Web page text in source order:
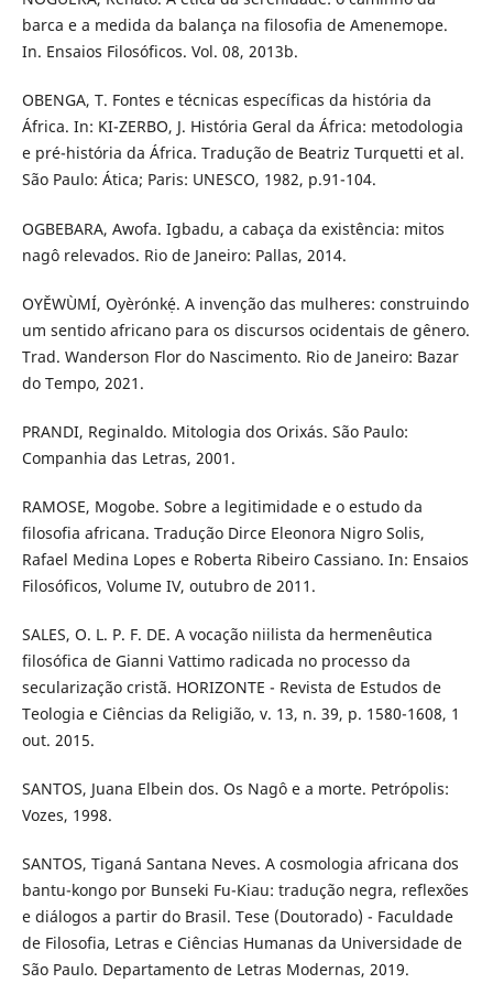
barca e a medida da balança na filosofia de Amenemope.
In. Ensaios Filosóficos. Vol. 08, 2013b.
OBENGA, T. Fontes e técnicas específicas da história da
África. In: KI-ZERBO, J. História Geral da África: metodologia
e pré-história da África. Tradução de Beatriz Turquetti et al.
São Paulo: Ática; Paris: UNESCO, 1982, p.91-104.
OGBEBARA, Awofa. Igbadu, a cabaça da existência: mitos
nagô relevados. Rio de Janeiro: Pallas, 2014.
OYĚWÙMÍ, Oyèrónkẹ́. A invenção das mulheres: construindo
um sentido africano para os discursos ocidentais de gênero.
Trad. Wanderson Flor do Nascimento. Rio de Janeiro: Bazar
do Tempo, 2021.
PRANDI, Reginaldo. Mitologia dos Orixás. São Paulo:
Companhia das Letras, 2001.
RAMOSE, Mogobe. Sobre a legitimidade e o estudo da
filosofia africana. Tradução Dirce Eleonora Nigro Solis,
Rafael Medina Lopes e Roberta Ribeiro Cassiano. In: Ensaios
Filosóficos, Volume IV, outubro de 2011.
SALES, O. L. P. F. DE. A vocação niilista da hermenêutica
filosófica de Gianni Vattimo radicada no processo da
secularização cristã. HORIZONTE - Revista de Estudos de
Teologia e Ciências da Religião, v. 13, n. 39, p. 1580-1608, 1
out. 2015.
SANTOS, Juana Elbein dos. Os Nagô e a morte. Petrópolis:
Vozes, 1998.
SANTOS, Tiganá Santana Neves. A cosmologia africana dos
bantu-kongo por Bunseki Fu-Kiau: tradução negra, reflexões
e diálogos a partir do Brasil. Tese (Doutorado) - Faculdade
de Filosofia, Letras e Ciências Humanas da Universidade de
São Paulo. Departamento de Letras Modernas, 2019.